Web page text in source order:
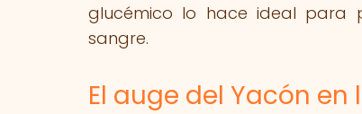
glucémico lo hace ideal para
sangre.
El auge del Yacón